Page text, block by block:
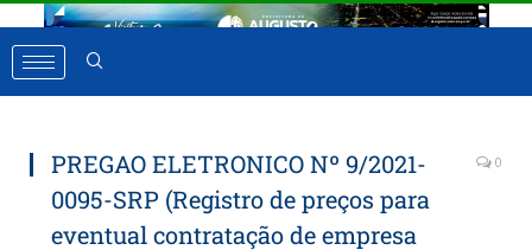
PREGAO ELETRONICO Nº 9/2021-
0095-SRP (Registro de preços para
eventual contratação de empresa
0